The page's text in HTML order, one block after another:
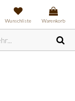
Wunschliste Warenkorb